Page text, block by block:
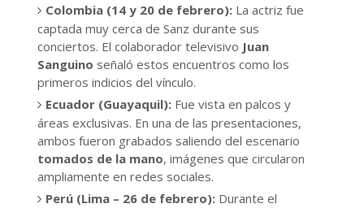
Colombia (14 y 20 de febrero): La actriz fue
captada muy cerca de Sanz durante sus
conciertos. El colaborador televisivo Juan
Sanguino señaló estos encuentros como los
primeros indicios del vínculo.
Ecuador (Guayaquil): Fue vista en palcos y
áreas exclusivas. En una de las presentaciones,
ambos fueron grabados saliendo del escenario
tomados de la mano, imágenes que circularon
ampliamente en redes sociales.
Perú (Lima – 26 de febrero): Durante el